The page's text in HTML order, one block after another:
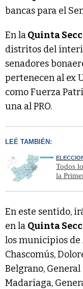
bancas para el
En laQuinta
distritos del
senadores
pertenecen al ex
como Fuerza
una al PRO.
LEÉ TAMBIÉN:
Todos
la
En este sentido,
en la Quinta
los municipios de
Chascomús,
Belgrano,
Madariaga,